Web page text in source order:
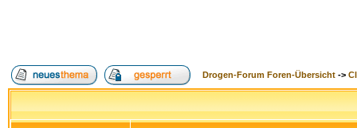
Drogen-Forum Foren-Übersicht ->